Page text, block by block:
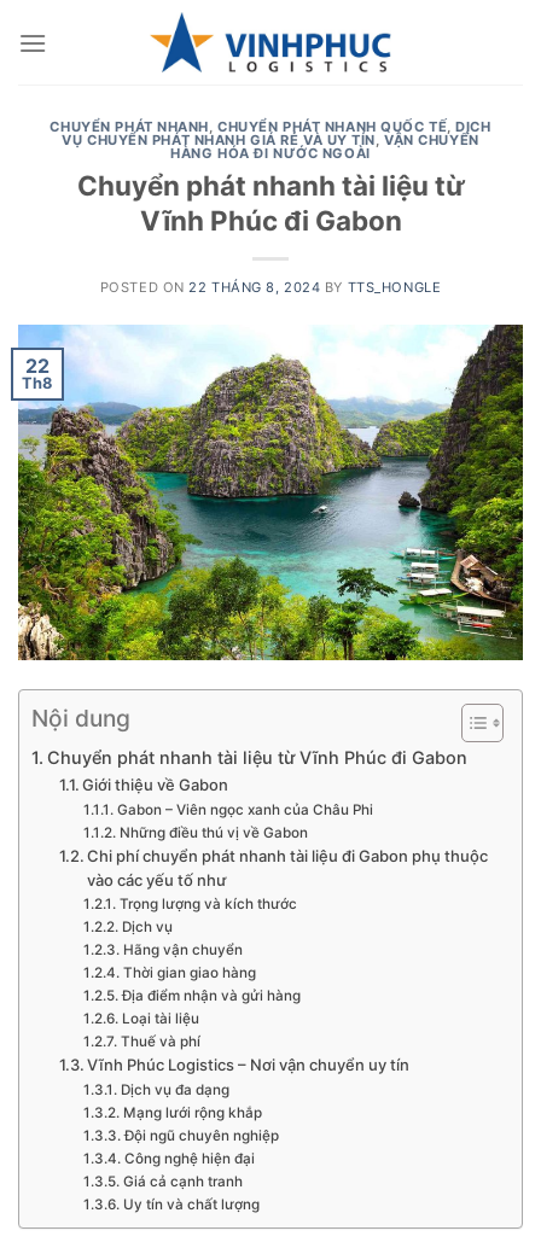
CHUYỂN PHÁT NHANH,CHUYỂN PHÁT NHANH QUỐC TẾ,DỊCH
VỤ CHUYỂN PHÁT NHANH GIÁ RẺ VÀ UY TÍN,VẬN CHUYỂN
HÀNG HÓA ĐI NƯỚC NGOÀI
Chuyển phát nhanh tài liệu từ
Vĩnh Phúc đi Gabon
POSTED ON 22 THÁNG 8, 2024 BY TTS_HONGLE
22
Th8
Nội dung
Chuyển phát nhanh tài liệu từ Vĩnh Phúc đi Gabon
Giới thiệu về Gabon
Gabon – Viên ngọc xanh của Châu Phi
Những điều thú vị về Gabon
Chi phí chuyển phát nhanh tài liệu đi Gabon phụ thuộc
vào các yếu tố như
Trọng lượng và kích thước
Dịch vụ
Hãng vận chuyển
Thời gian giao hàng
Địa điểm nhận và gửi hàng
Loại tài liệu
Thuế và phí
Vĩnh Phúc Logistics – Nơi vận chuyển uy tín
Dịch vụ đa dạng
Mạng lưới rộng khắp
Đội ngũ chuyên nghiệp
Công nghệ hiện đại
Giá cả cạnh tranh
Uy tín và chất lượng